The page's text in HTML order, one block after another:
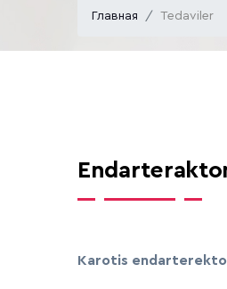
Главная Tedaviler
Karotis